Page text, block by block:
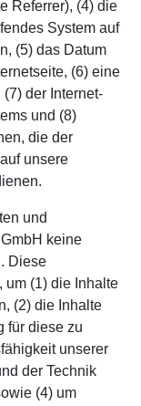
Referrer), (4) die
System auf
(5) das Datum
(6) eine
der Internet-
und (8)
die der
unsere
und
keine
Diese
um (1) die Inhalte
(2) die Inhalte
für diese zu
unserer
der Technik
(4) um